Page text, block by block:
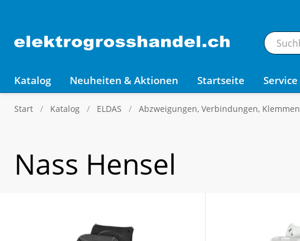
Katalog Neuheiten & Aktionen Startseite Service
Start Katalog ELDAS Abzweigungen, Verbindungen, Klemmen
Nass Hensel